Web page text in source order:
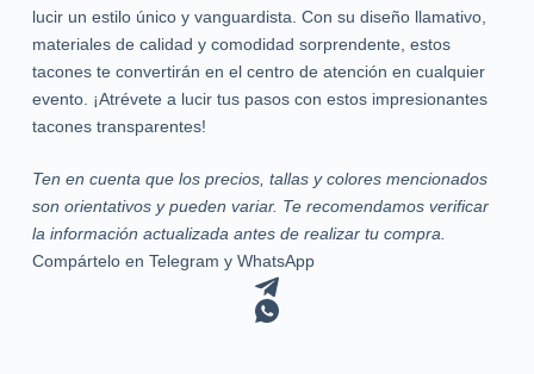
lucir un estilo único y vanguardista. Con su diseño llamativo,
materiales de calidad y comodidad sorprendente, estos
tacones te convertirán en el centro de atención en cualquier
evento. ¡Atrévete a lucir tus pasos con estos impresionantes
tacones transparentes!
Ten en cuenta que los precios, tallas y colores mencionados
son orientativos y pueden variar. Te recomendamos verificar
la información actualizada antes de realizar tu compra.
Compártelo en Telegram y WhatsApp